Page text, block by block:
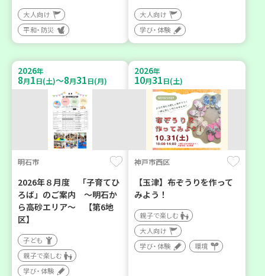
大人向け
平和・防災
大人向け
学び・体験
2026年
8月1日(土)～8月31日(月)
明石市
2026年８月度 「子育てひ
ろば」のご案内 ～明石か
ら高砂エリア～ 【第6地
区】
子ども
親子で楽しむ
学び・体験
2026年
10月31日(土)
神戸市西区
【玉津】布ぞうりを作って
みよう！
親子で楽しむ
大人向け
学び・体験
環境